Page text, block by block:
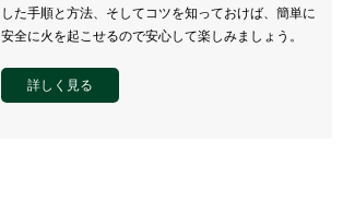
した手順と方法、そしてコツを知っておけば、簡単に
安全に火を起こせるので安心して楽しみましょう。
詳しく見る